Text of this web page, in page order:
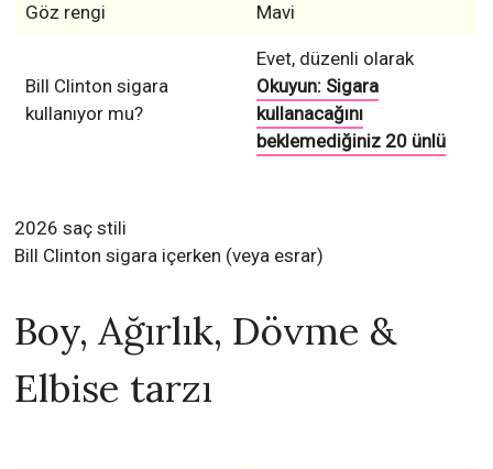
Göz rengi Mavi
Bill Clinton sigara
kullanıyor mu?
Evet, düzenli olarak
Okuyun: Sigara
kullanacağını
beklemediğiniz 20 ünlü
2026 saç stili
Bill Clinton sigara içerken (veya esrar)
Boy, Ağırlık, Dövme &
Elbise tarzı